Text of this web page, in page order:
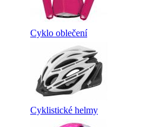
Cyklo oblečení
Cyklistické helmy